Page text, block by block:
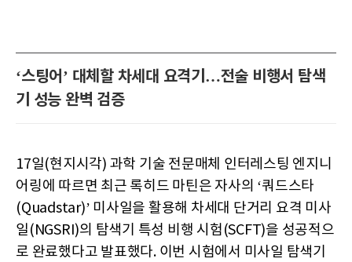
‘스팅어’ 대체할 차세대 요격기…전술 비행서 탐색
기 성능 완벽 검증
17일(현지시각) 과학 기술 전문매체 인터레스팅 엔지니
어링에 따르면 최근 록히드 마틴은 자사의 ‘쿼드스타
(Quadstar)’ 미사일을 활용해 차세대 단거리 요격 미사
일(NGSRI)의 탐색기 특성 비행 시험(SCFT)을 성공적으
로 완료했다고 발표했다. 이번 시험에서 미사일 탐색기